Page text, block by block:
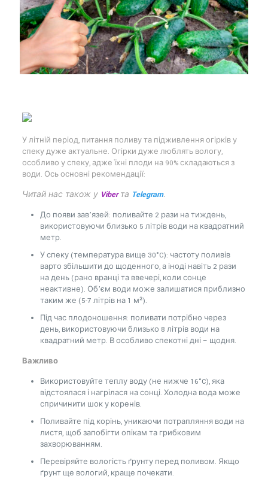
У літній період, питання поливу та підживлення огірків у
спеку дуже актуальне. Огірки дуже люблять вологу,
особливо у спеку, адже їхні плоди на 90% складаються з
води. Ось основні рекомендації:
Читай нас також у Viberта Telegram.
До появи зав’язей: поливайте 2 рази на тиждень,
використовуючи близько 5 літрів води на квадратний
метр.
У спеку (температура вище 30°C): частоту поливів
варто збільшити до щоденного, а іноді навіть 2 рази
на день (рано вранці та ввечері, коли сонце
неактивне). Об’єм води може залишатися приблизно
таким же (5-7 літрів на 1 м²).
Під час плодоношення: поливати потрібно через
день, використовуючи близько 8 літрів води на
квадратний метр. В особливо спекотні дні – щодня.
Важливо
Використовуйте теплу воду (не нижче 16°C), яка
відстоялася і нагрілася на сонці. Холодна вода може
спричинити шок у коренів.
Поливайте під корінь, уникаючи потрапляння води на
листя, щоб запобігти опікам та грибковим
захворюванням.
Перевіряйте вологість ґрунту перед поливом. Якщо
ґрунт ще вологий, краще почекати.